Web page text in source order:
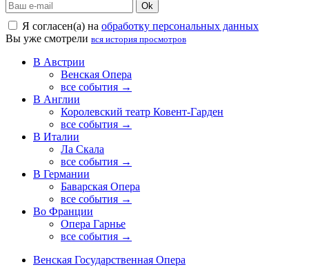
Ok
Я согласен(а) на обработку персональных данных
Вы уже смотрели вся история просмотров
В Австрии
Венская Опера
все события →
В Англии
Королевский театр Ковент-Гарден
все события →
В Италии
Ла Скала
все события →
В Германии
Баварская Опера
все события →
Во Франции
Опера Гарнье
все события →
Венская Государственная Опера